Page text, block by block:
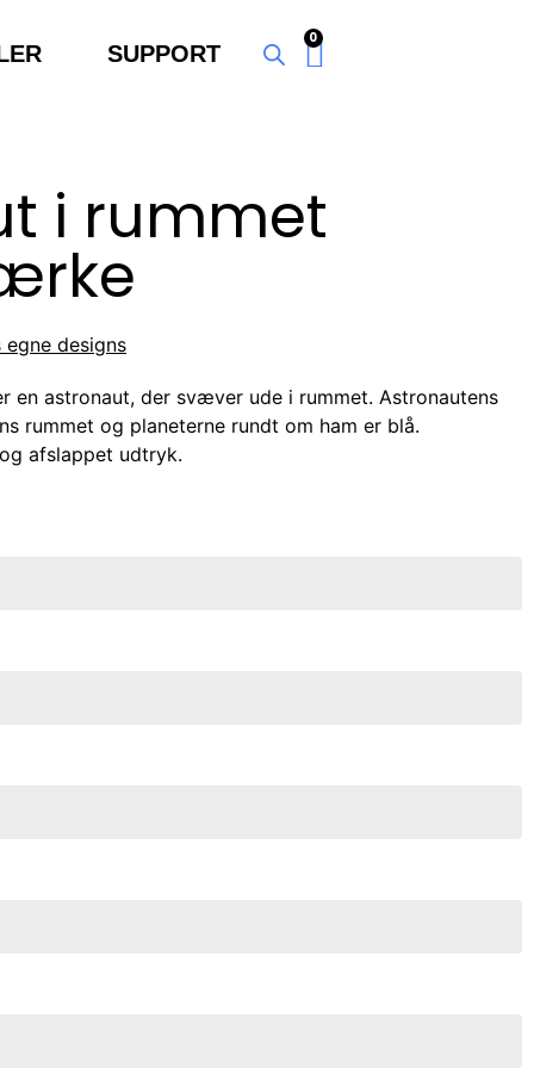
SUPPORT
0
i rummet
egne designs
astronaut, der svæver ude i rummet. Astronautens
rummet og planeterne rundt om ham er blå.
afslappet udtryk.